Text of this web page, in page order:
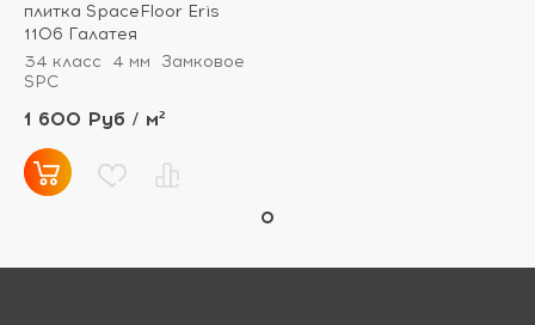
плитка SpaceFloor Eris
1106 Галатея
34 класс
4 мм
Замковое
SPC
1 600 Руб / м²